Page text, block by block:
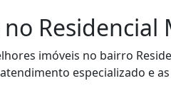
Residencial
imóveis no bairro
especializado e